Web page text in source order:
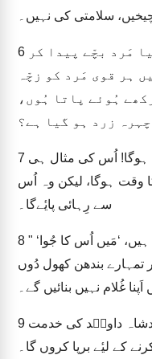
سلامتی کی نہیں۔
6
ہر قوی مَرد کو زچّہ
ہُوئے پاتا ہُوں،
زرد ہو گیا ہے؟
7
وقت ہوگا، لیکن وہ اُس
سے رِہائی پایٔےگا۔
8 " ‘اُس وقت،’ قادرمُطلق یَاہوِہ فرماتے ہیں، ‘مَیں اُس کا جُوا
تمہارے بندھن کھول دُوں
غُلام نہیں بنائیں گے۔
9
کے لیٔے برپا کروں گا۔